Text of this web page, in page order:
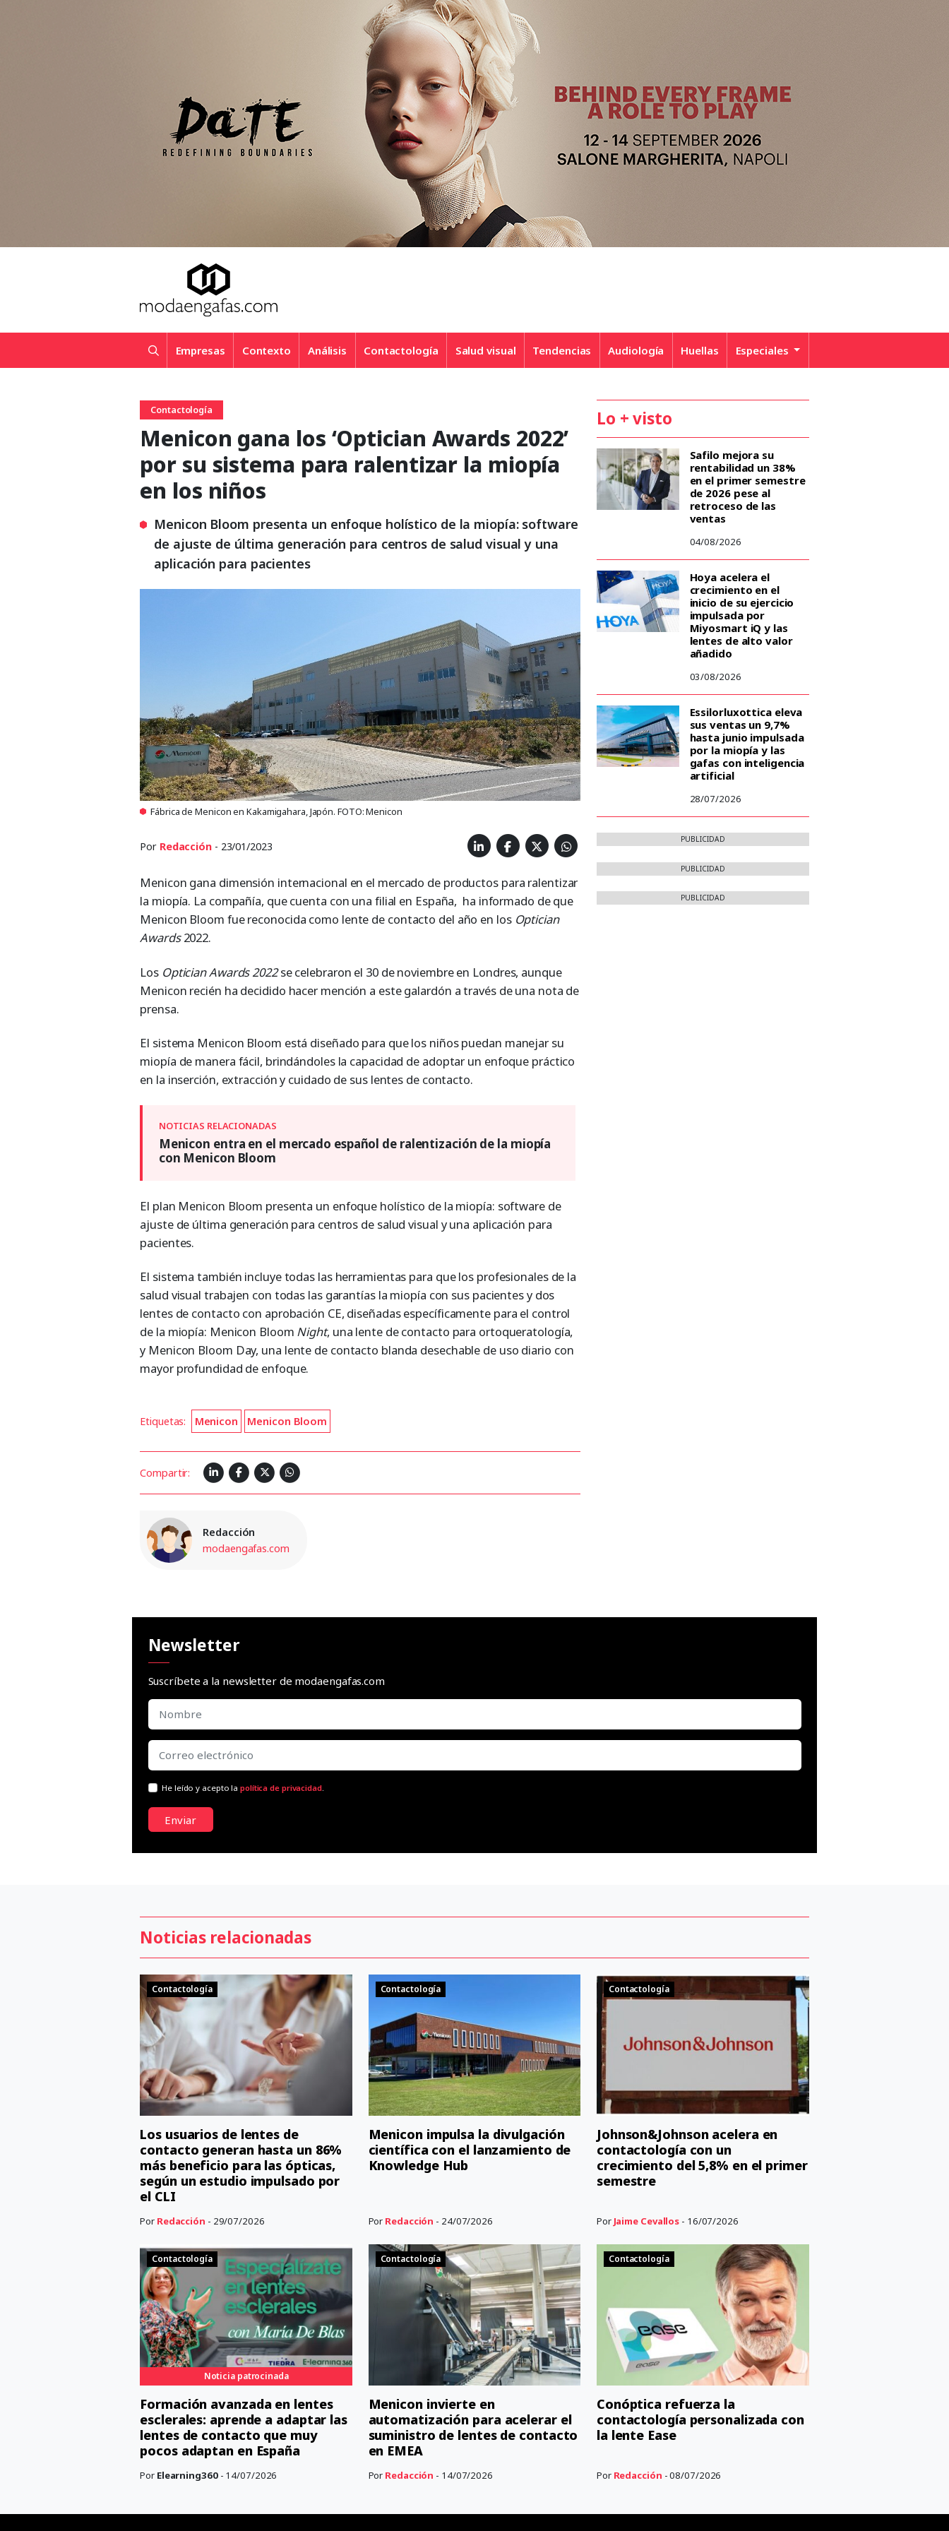
Empresas Contexto Análisis Contactología Salud visual Tendencias Audiología Huellas Especiales
Contactología
Menicon gana los ‘Optician Awards 2022’
por su sistema para ralentizar la miopía
en los niños
Menicon Bloom presenta un enfoque holístico de la miopía: software
de ajuste de última generación para centros de salud visual y una
aplicación para pacientes
Fábrica de Menicon en Kakamigahara, Japón. FOTO: Menicon
Por Redacción- 23/01/2023
Menicon gana dimensión internacional en el mercado de productos para ralentizar
la miopía. La compañía, que cuenta con una filial en España, ha informado de que
Menicon Bloom fue reconocida como lente de contacto del año en los Optician
Awards2022.
Los Optician Awards 2022se celebraron el 30 de noviembre en Londres, aunque
Menicon recién ha decidido hacer mención a este galardón a través de una nota de
prensa.
El sistema Menicon Bloom está diseñado para que los niños puedan manejar su
miopía de manera fácil, brindándoles la capacidad de adoptar un enfoque práctico
en la inserción, extracción y cuidado de sus lentes de contacto.
Menicon entra en el mercado español de ralentización de la miopía
con Menicon Bloom
El plan Menicon Bloom presenta un enfoque holístico de la miopía: software de
ajuste de última generación para centros de salud visual y una aplicación para
pacientes.
El sistema también incluye todas las herramientas para que los profesionales de la
salud visual trabajen con todas las garantías la miopía con sus pacientes y dos
lentes de contacto con aprobación CE, diseñadas específicamente para el control
de la miopía: Menicon Bloom Night, una lente de contacto para ortoqueratología,
y Menicon Bloom Day, una lente de contacto blanda desechable de uso diario con
mayor profundidad de enfoque.
Etiquetas: Menicon Menicon Bloom
Compartir:
Redacción
modaengafas.com
Lo + visto
Safilo mejora su
rentabilidad un 38%
en el primer semestre
de 2026 pese al
retroceso de las
ventas
04/08/2026
Hoya acelera el
crecimiento en el
inicio de su ejercicio
impulsada por
Miyosmart iQ y las
lentes de alto valor
añadido
03/08/2026
Essilorluxottica eleva
sus ventas un 9,7%
hasta junio impulsada
por la miopía y las
gafas con inteligencia
artificial
28/07/2026
PUBLICIDAD
PUBLICIDAD
PUBLICIDAD
Newsletter
Suscríbete a la newsletter de modaengafas.com
He leído y acepto lapolítica de privacidad.
Enviar
Noticias relacionadas
Contactología
Los usuarios de lentes de
contacto generan hasta un 86%
más beneficio para las ópticas,
según un estudio impulsado por
el CLI
Por Redacción - 29/07/2026
Contactología
Menicon impulsa la divulgación
científica con el lanzamiento de
Knowledge Hub
Por Redacción - 24/07/2026
Contactología
Johnson&Johnson acelera en
contactología con un
crecimiento del 5,8% en el primer
semestre
Por Jaime Cevallos - 16/07/2026
Contactología
Noticia patrocinada
Formación avanzada en lentes
esclerales: aprende a adaptar las
lentes de contacto que muy
pocos adaptan en España
Por Elearning360- 14/07/2026
Contactología
Menicon invierte en
automatización para acelerar el
suministro de lentes de contacto
en EMEA
Por Redacción - 14/07/2026
Contactología
Conóptica refuerza la
contactología personalizada con
la lente Ease
Por Redacción - 08/07/2026